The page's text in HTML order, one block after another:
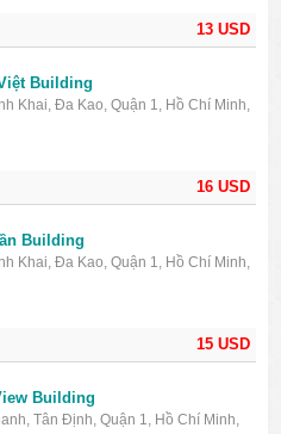
13 USD
16 USD
Building
Khai, Đa Kao, Quận 1, Hồ Chí Minh,
15 USD
Building
Khai, Đa Kao, Quận 1, Hồ Chí Minh,
Building
Tân Định, Quận 1, Hồ Chí Minh,